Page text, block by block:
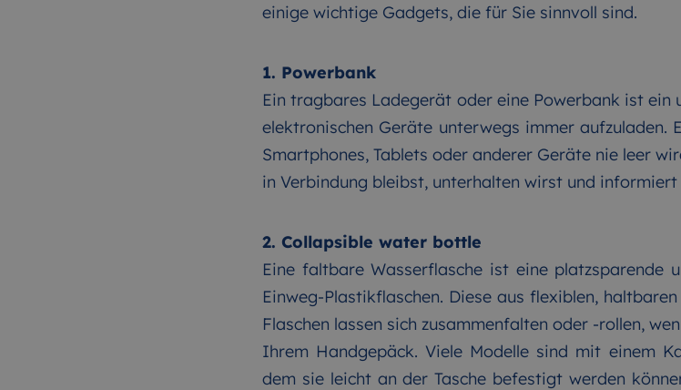
einige wichtige Gadgets, die für Sie sinnvoll sind.
1. Powerbank
Ein tragbares Ladegerät oder eine Powerbank ist
elektronischen Geräte unterwegs immer aufzuladen.
Smartphones, Tablets oder anderer Geräte nie leer
in Verbindung bleibst, unterhalten wirst und informiert
2. Collapsible water bottle
Eine faltbare Wasserflasche ist eine platzsparende
Einweg-Plastikflaschen. Diese aus flexiblen,
Flaschen lassen sich zusammenfalten oder -rollen,
Ihrem Handgepäck. Viele Modelle sind mit einem
dem sie leicht an der Tasche befestigt werden